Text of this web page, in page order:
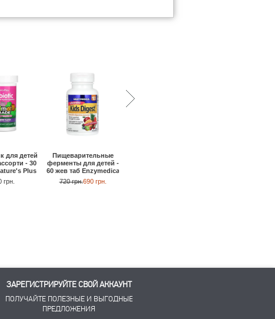
для детей
- 30
Plus
грн.
Пищеварительные
ферменты для детей -
60 жев таб Enzymedica
720 грн.690 грн.
ЗАРЕГИСТРИРУЙТЕ СВОЙ АККАУНТ
ПОЛУЧАЙТЕ ПОЛЕЗНЫЕ И ВЫГОДНЫЕ
ПРЕДЛОЖЕНИЯ